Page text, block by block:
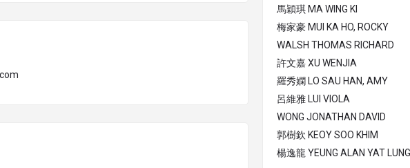
馬穎琪 MA WING KI
梅家豪 MUI KA HO, ROCKY
WALSH THOMAS RICHARD
許文嘉 XU WENJIA
羅秀嫻 LO SAU HAN, AMY
呂維雅 LUI VIOLA
WONG JONATHAN DAVID
郭樹欽 KEOY SOO KHIM
楊逸龍 YEUNG ALAN YAT LUNG